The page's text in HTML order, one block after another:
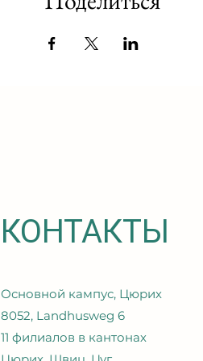
КОНТАКТЫ
Основной кампус, Цюрих
8052, Landhusweg 6
11 филиалов в кантонах